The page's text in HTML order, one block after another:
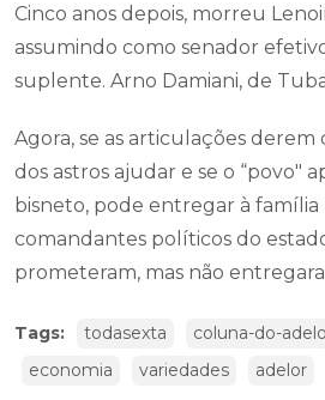
Cinco anos depois, morreu
assumindo como senador
suplente. Arno Damiani, de
Agora, se as articulações
dos astros ajudar e se o “povo"
bisneto, pode entregar à
comandantes políticos do
prometeram, mas não
Tags: todasexta coluna-do-
economia
variedades adelor